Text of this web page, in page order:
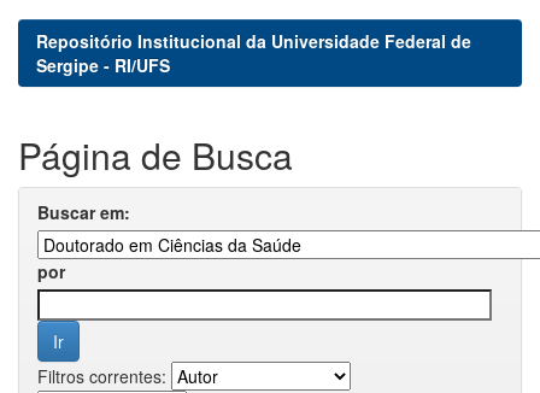
Repositório Institucional da Universidade Federal de
Sergipe - RI/UFS
Página de Busca
Buscar em:
por
Filtros correntes: